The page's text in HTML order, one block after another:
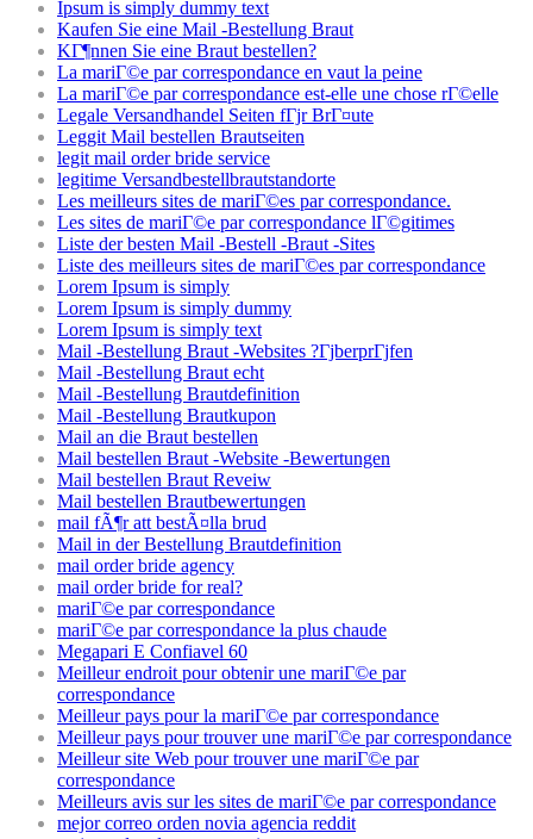
Ipsum is simply dummy text
Kaufen Sie eine Mail -Bestellung Braut
KГ¶nnen Sie eine Braut bestellen?
La mariГ©e par correspondance en vaut la peine
La mariГ©e par correspondance est-elle une chose rГ©elle
Legale Versandhandel Seiten fГјr BrГ¤ute
Leggit Mail bestellen Brautseiten
legit mail order bride service
legitime Versandbestellbrautstandorte
Les meilleurs sites de mariГ©es par correspondance.
Les sites de mariГ©e par correspondance lГ©gitimes
Liste der besten Mail -Bestell -Braut -Sites
Liste des meilleurs sites de mariГ©es par correspondance
Lorem Ipsum is simply
Lorem Ipsum is simply dummy
Lorem Ipsum is simply text
Mail -Bestellung Braut -Websites ?ГјberprГјfen
Mail -Bestellung Braut echt
Mail -Bestellung Brautdefinition
Mail -Bestellung Brautkupon
Mail an die Braut bestellen
Mail bestellen Braut -Website -Bewertungen
Mail bestellen Braut Reveiw
Mail bestellen Brautbewertungen
mail fÃ¶r att bestÃ¤lla brud
Mail in der Bestellung Brautdefinition
mail order bride agency
mail order bride for real?
mariГ©e par correspondance
mariГ©e par correspondance la plus chaude
Megapari E Confiavel 60
Meilleur endroit pour obtenir une mariГ©e par
correspondance
Meilleur pays pour la mariГ©e par correspondance
Meilleur pays pour trouver une mariГ©e par correspondance
Meilleur site Web pour trouver une mariГ©e par
correspondance
Meilleurs avis sur les sites de mariГ©e par correspondance
mejor correo orden novia agencia reddit